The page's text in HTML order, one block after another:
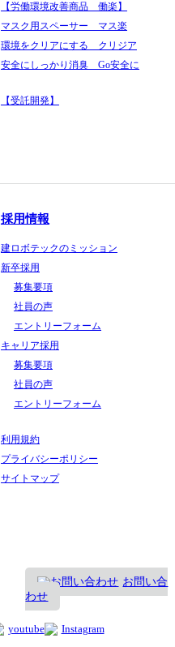
【労働環境改善商品 働楽】
マスク用スペーサー マス楽
環境をクリアにする クリジア
安全にしっかり消臭 Go安全に
【受託開発】
採用情報
建ロボテックのミッション
新卒採用
募集要項
社員の声
エントリーフォーム
キャリア採用
募集要項
社員の声
エントリーフォーム
利用規約
プライバシーポリシー
サイトマップ
お問い合
わせ
youtube Instagram